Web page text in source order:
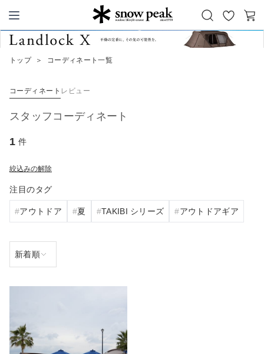
Snow Peak
お
気
カ
トップ ＞ コーディネート一覧
コーディネート レビュー
スタッフコーディネート
1 件
絞込みの解除
注目のタグ
アウトドア 夏 TAKIBI シリーズ アウトドアギア